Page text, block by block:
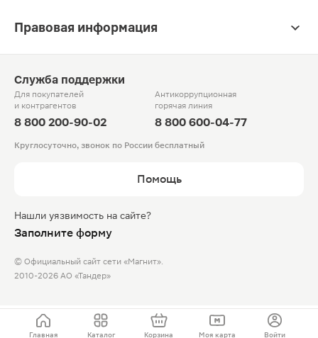
Правовая информация
Служба поддержки
Для покупателей
и контрагентов
8 800 200-90-02
Антикоррупционная
горячая линия
8 800 600-04-77
Круглосуточно, звонок по России бесплатный
Помощь
Нашли уязвимость на сайте?
Заполните форму
© Официальный сайт сети «Магнит».
2010-2026 АО «Тандер»
Главная Каталог Корзина Моя карта Войти